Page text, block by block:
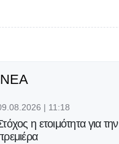
| 11:18
η ετοιμότητα για την